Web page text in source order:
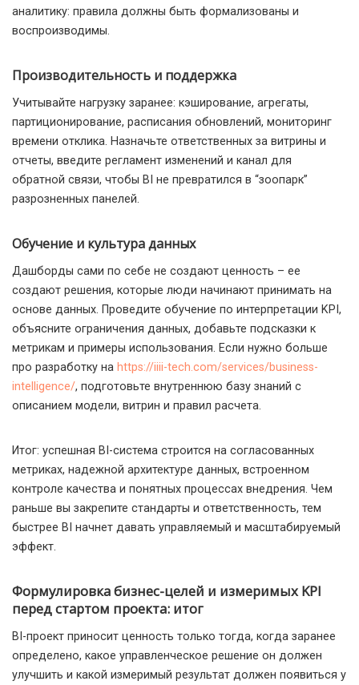
аналитику: правила должны быть формализованы и
воспроизводимы.
Производительность и поддержка
Учитывайте нагрузку заранее: кэширование, агрегаты,
партиционирование, расписания обновлений, мониторинг
времени отклика. Назначьте ответственных за витрины и
отчеты, введите регламент изменений и канал для
обратной связи, чтобы BI не превратился в “зоопарк”
разрозненных панелей.
Обучение и культура данных
Дашборды сами по себе не создают ценность – ее
создают решения, которые люди начинают принимать на
основе данных. Проведите обучение по интерпретации KPI,
объясните ограничения данных, добавьте подсказки к
метрикам и примеры использования. Если нужно больше
про разработку на https://iiii-tech.com/services/business-
intelligence/, подготовьте внутреннюю базу знаний с
описанием модели, витрин и правил расчета.
Итог: успешная BI-система строится на согласованных
метриках, надежной архитектуре данных, встроенном
контроле качества и понятных процессах внедрения. Чем
раньше вы закрепите стандарты и ответственность, тем
быстрее BI начнет давать управляемый и масштабируемый
эффект.
Формулировка бизнес-целей и измеримых KPI
перед стартом проекта: итог
BI-проект приносит ценность только тогда, когда заранее
определено, какое управленческое решение он должен
улучшить и какой измеримый результат должен появиться у